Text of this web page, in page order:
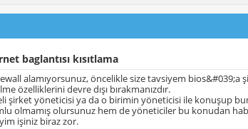
baglantısı kısıtlama
alamıyorsunuz, öncelikle size tavsiyem bios&#039;a
özelliklerini devre dışı bırakmanızdır.
şirket yöneticisi ya da o birimin yöneticisi ile konuşup
olmamış olursunuz hem de yöneticiler bu konudan
işiniz biraz zor.